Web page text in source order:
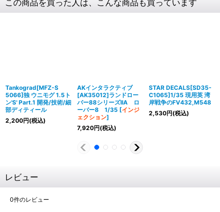
この商品を買った人は、こんな商品も買っています
Tankograd[MFZ-S
5066]独 ウニモグ 1.5ト
ン'S' Part.1 開発/技術/細
部ディティール
2,200円(税込)
AKインタラクティブ
[AK35012]ランドロー
バー88シリーズIIA ロ
ーバー8 1/35 [インジ
ェクション]
7,920円(税込)
STAR DECALS[SD35-
C1065]1/35 現用英 湾
岸戦争のFV432,M548
2,530円(税込)
レビュー
0件のレビュー